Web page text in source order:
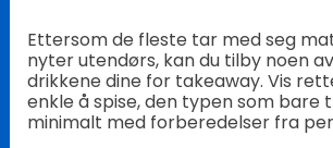
Ettersom de fleste tar med seg
nyter utendørs, kan du tilby noen
drikkene dine for takeaway. Vis
enkle å spise, den typen som bare
minimalt med forberedelser fra